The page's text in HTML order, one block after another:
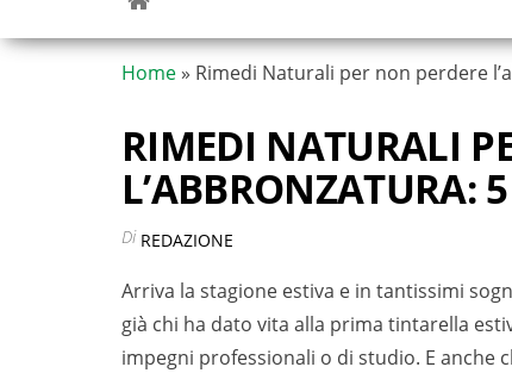
Home » Rimedi Naturali per non perdere
RIMEDI NATURALI
L’ABBRONZATURA:
Di REDAZIONE
Arriva la stagione estiva e in tantissimi
già chi ha dato vita alla prima tintarella
impegni professionali o di studio. E anche